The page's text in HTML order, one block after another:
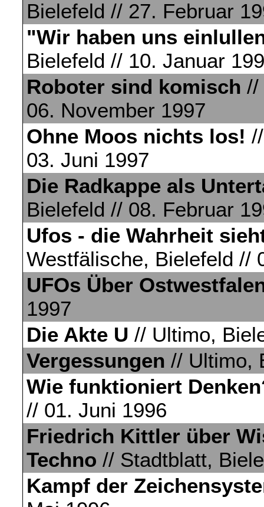
Bielefeld // 27. Februar
"Wir haben uns
Bielefeld // 10. Januar
Roboter sind komisch //
06. November 1997
Ohne Moos nichts los!
03. Juni 1997
Die Radkappe als
Bielefeld // 08. Februar
Ufos - die Wahrheit
Westfälische, Bielefeld //
UFOs Über
1997
Die Akte U // Ultimo,
Vergessungen // Ultimo,
Wie funktioniert
// 01. Juni 1996
Friedrich Kittler über
Techno // Stadtblatt,
Kampf der